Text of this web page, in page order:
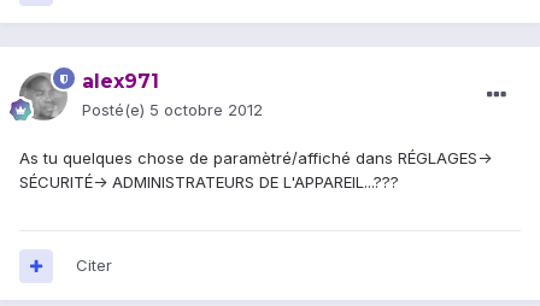
alex971
Posté(e) 5 octobre 2012
As tu quelques chose de paramètré/affiché dans RÉGLAGES->
SÉCURITÉ-> ADMINISTRATEURS DE L'APPAREIL...???
Citer